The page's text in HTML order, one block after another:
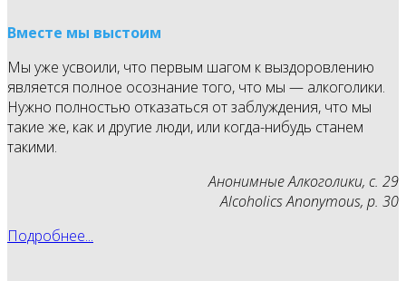
Вместе мы выстоим
Мы уже усвоили, что первым шагом к выздоровлению
является полное осознание того, что мы — алкоголики.
Нужно полностью отказаться от заблуждения, что мы
такие же, как и другие люди, или когда-нибудь станем
такими.
Анонимные Алкоголики, с. 29
Alcoholics Anonymous, p. 30
Подробнее...